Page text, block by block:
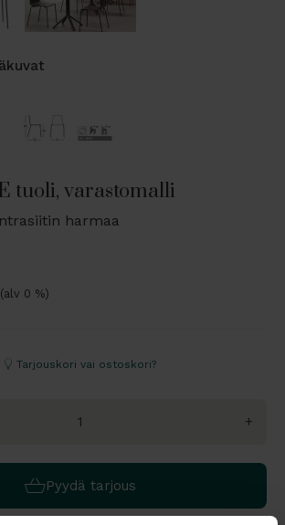
tuoli, varastomalli
harmaa
(alv 0 %)
Tarjouskori vai ostoskori?
+
Pyydä tarjous